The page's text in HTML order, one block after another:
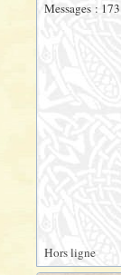
Messages : 173
Hors ligne